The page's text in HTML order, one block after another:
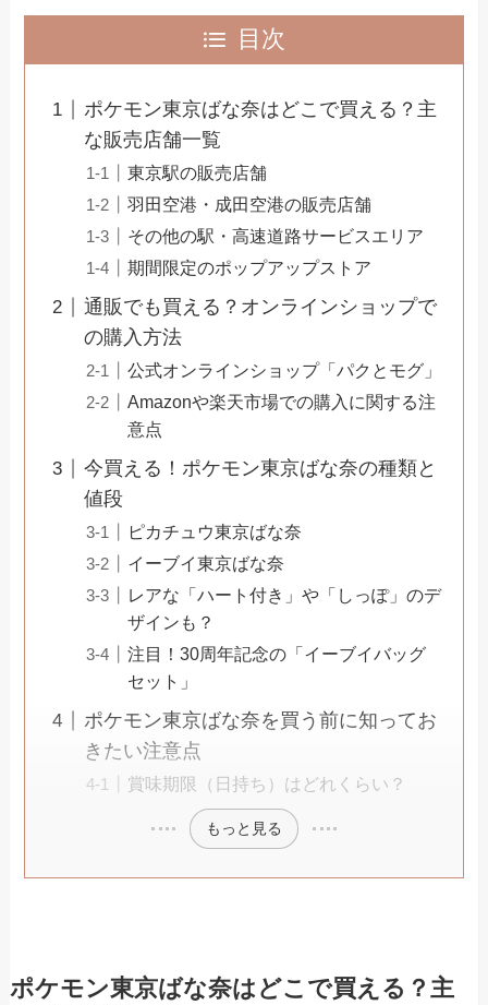
目次
ポケモン東京ばな奈はどこで買える？主
な販売店舗一覧
東京駅の販売店舗
羽田空港・成田空港の販売店舗
その他の駅・高速道路サービスエリア
期間限定のポップアップストア
通販でも買える？オンラインショップで
の購入方法
公式オンラインショップ「パクとモグ」
Amazonや楽天市場での購入に関する注
意点
今買える！ポケモン東京ばな奈の種類と
値段
ピカチュウ東京ばな奈
イーブイ東京ばな奈
レアな「ハート付き」や「しっぽ」のデ
ザインも？
注目！30周年記念の「イーブイバッグ
セット」
ポケモン東京ばな奈を買う前に知ってお
きたい注意点
賞味期限（日持ち）はどれくらい？
もっと見る
ポケモン東京ばな奈はどこで買える？主